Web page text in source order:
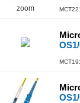
zoom